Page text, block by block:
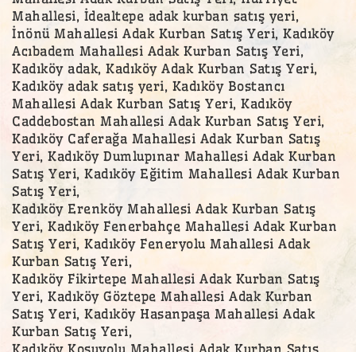
Mahallesi, İdealtepe adak kurban satış yeri,
İnönü Mahallesi Adak Kurban Satış Yeri, Kadıköy
Acıbadem Mahallesi Adak Kurban Satış Yeri,
Kadıköy adak, Kadıköy Adak Kurban Satış Yeri,
Kadıköy adak satış yeri, Kadıköy Bostancı
Mahallesi Adak Kurban Satış Yeri, Kadıköy
Caddebostan Mahallesi Adak Kurban Satış Yeri,
Kadıköy Caferağa Mahallesi Adak Kurban Satış
Yeri, Kadıköy Dumlupınar Mahallesi Adak Kurban
Satış Yeri, Kadıköy Eğitim Mahallesi Adak Kurban
Satış Yeri,
Kadıköy Erenköy Mahallesi Adak Kurban Satış
Yeri, Kadıköy Fenerbahçe Mahallesi Adak Kurban
Satış Yeri, Kadıköy Feneryolu Mahallesi Adak
Kurban Satış Yeri,
Kadıköy Fikirtepe Mahallesi Adak Kurban Satış
Yeri, Kadıköy Göztepe Mahallesi Adak Kurban
Satış Yeri, Kadıköy Hasanpaşa Mahallesi Adak
Kurban Satış Yeri,
Kadıköy Koşuyolu Mahallesi Adak Kurban Satış